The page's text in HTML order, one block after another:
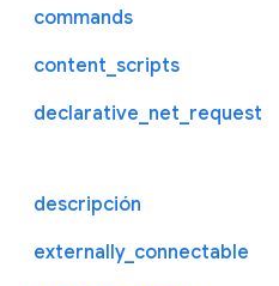
commands
content_scripts
declarative_net_request
descripción
externally_connectable